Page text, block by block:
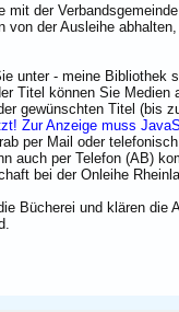
mit der
von der Ausleihe
unter - meine Bibliothek
Titel können Sie Medien
gewünschten Titel (bis
Zur Anzeige muss
per Mail oder
auch per Telefon (AB)
bei der Onleihe
Bücherei und klären die